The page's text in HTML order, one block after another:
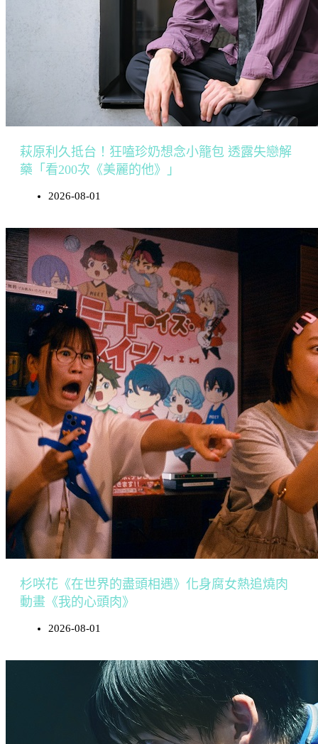
萩原利久抵台！狂嗑珍奶想念小籠包 透露失戀解
藥「看200次《美麗的他》」
2026-08-01
杉咲花《在世界的盡頭相遇》化身腐女熱追燒肉
動畫《我的心頭肉》
2026-08-01